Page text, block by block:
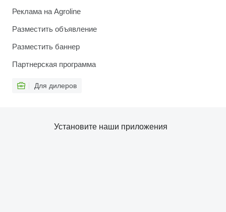
Реклама на Agroline
Разместить объявление
Разместить баннер
Партнерская программа
Для дилеров
Установите наши приложения